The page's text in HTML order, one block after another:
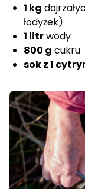
1 kg
łodyżek)
1 litrwody
800 g cukru
sok z 1